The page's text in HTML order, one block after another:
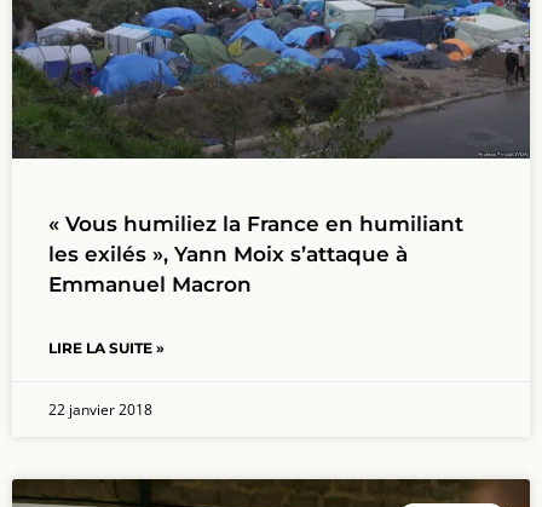
« Vous humiliez la France en humiliant
les exilés », Yann Moix s’attaque à
Emmanuel Macron
LIRE LA SUITE »
22 janvier 2018